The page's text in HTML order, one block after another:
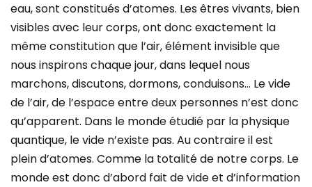
eau, sont constitués d’atomes. Les êtres vivants, bien
visibles avec leur corps, ont donc exactement la
même constitution que l’air, élément invisible que
nous inspirons chaque jour, dans lequel nous
marchons, discutons, dormons, conduisons… Le vide
de l’air, de l’espace entre deux personnes n’est donc
qu’apparent. Dans le monde étudié par la physique
quantique, le vide n’existe pas. Au contraire il est
plein d’atomes. Comme la totalité de notre corps. Le
monde est donc d’abord fait de vide et d’information